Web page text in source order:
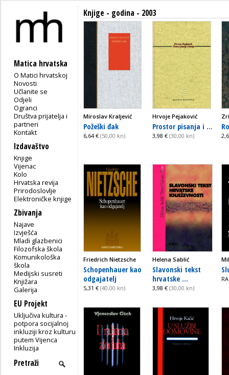
Matica hrvatska
O Matici hrvatskoj
Novosti
Učlanite se
Odjeli
Ogranci
Društva prijatelja i
partneri
Kontakt
Izdavaštvo
Knjige
Vijenac
Kolo
Hrvatska revija
Prirodoslovlje
Elektroničke knjige
Zbivanja
Najave
Izvješća
Mladi glazbenici
Filozofska škola
Komunikološka
škola
Medijski susreti
Knjižara
Galerija
EU Projekt
Uključiva kultura -
potpora socijalnoj
inkluziji kroz kulturu
putem Vijenca
Inkluzija
Knjige - godina - 2003
Miroslav Kraljević
Požeški đak
6,64 € (50,00 kn)
Hrvoje Pejaković
Prostor pisanja i ...
3,98 € (30,00 kn)
Friedrich Nietzsche
Schopenhauer kao
odgajatelj
5,31 € (40,00 kn)
Helena Sablić
Slavonski tekst
hrvatske ...
3,98 € (30,00 kn)